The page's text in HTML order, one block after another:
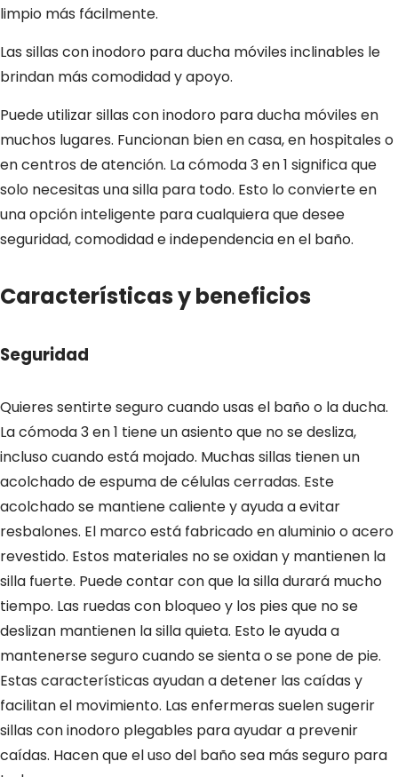
limpio más fácilmente.
Las sillas con inodoro para ducha móviles inclinables le
brindan más comodidad y apoyo.
Puede utilizar sillas con inodoro para ducha móviles en
muchos lugares. Funcionan bien en casa, en hospitales o
en centros de atención. La cómoda 3 en 1 significa que
solo necesitas una silla para todo. Esto lo convierte en
una opción inteligente para cualquiera que desee
seguridad, comodidad e independencia en el baño.
Características y beneficios
Seguridad
Quieres sentirte seguro cuando usas el baño o la ducha.
La cómoda 3 en 1 tiene un asiento que no se desliza,
incluso cuando está mojado. Muchas sillas tienen un
acolchado de espuma de células cerradas. Este
acolchado se mantiene caliente y ayuda a evitar
resbalones. El marco está fabricado en aluminio o acero
revestido. Estos materiales no se oxidan y mantienen la
silla fuerte. Puede contar con que la silla durará mucho
tiempo. Las ruedas con bloqueo y los pies que no se
deslizan mantienen la silla quieta. Esto le ayuda a
mantenerse seguro cuando se sienta o se pone de pie.
Estas características ayudan a detener las caídas y
facilitan el movimiento. Las enfermeras suelen sugerir
sillas con inodoro plegables para ayudar a prevenir
caídas. Hacen que el uso del baño sea más seguro para